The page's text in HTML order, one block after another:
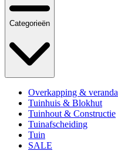
Categorieën
Overkapping & veranda
Tuinhuis & Blokhut
Tuinhout & Constructie
Tuinafscheiding
Tuin
SALE